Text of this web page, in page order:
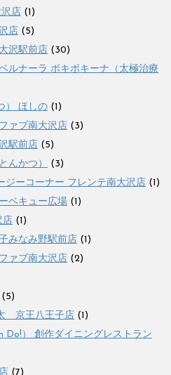
店 (1)
店 (5)
沢駅前店 (30)
ルナーラ ボキボキーナ（太極治療
） ほしの (1)
ァブ南大沢店 (3)
駅前店 (5)
んかつ）
(3)
ジーコーナー フレンテ南大沢店 (1)
ベキュー広場 (1)
店 (1)
みなみ野駅前店 (1)
ァブ南大沢店 (2)
(5)
京王八王子店 (1)
Do!） 創作ダイニングレストラン
(7)